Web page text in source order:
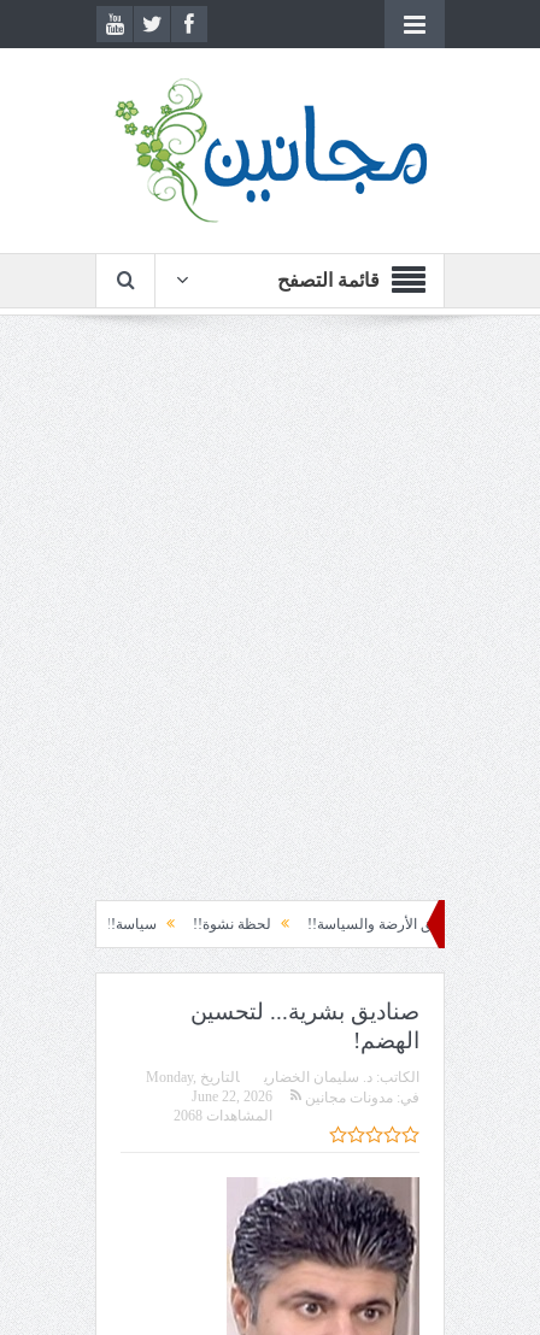
قائمة التصفح
والسياسة!! لحظة نشوة!! سياسة!! تاج الهرمية!! الحقيقة
صناديق بشرية... لتحسين
الهضم!
الكاتب: د. سليمان الخضاري التاريخ Monday,
June 22, 2026
في: مدونات مجانين
المشاهدات 2068